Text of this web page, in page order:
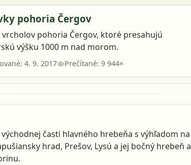
pohoria Čergov
vrcholov pohoria Čergov, ktoré presahujú
výšku 1000 m nad morom.
4. 9. 2017 Prečítané: 9 944×
časti hlavného hrebeňa s výhľadom na
hrad, Prešov, Lysú a jej bočný hrebeň a